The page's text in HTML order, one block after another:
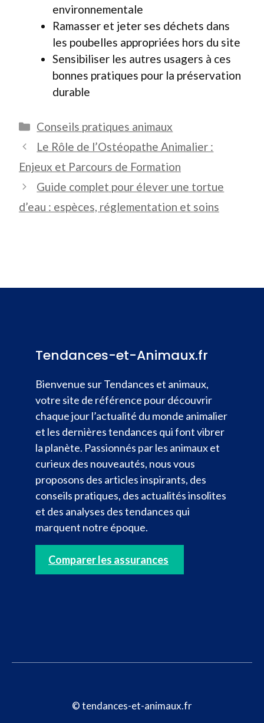
environnementale
Ramasser et jeter ses déchets dans
les poubelles appropriées hors du site
Sensibiliser les autres usagers à ces
bonnes pratiques pour la préservation
durable
Catégories
Conseils pratiques animaux
Le Rôle de l’Ostéopathe Animalier :
Enjeux et Parcours de Formation
Guide complet pour élever une tortue
d’eau : espèces, réglementation et soins
Tendances-et-Animaux.fr
Bienvenue sur Tendances et animaux,
votre site de référence pour découvrir
chaque jour l’actualité du monde animalier
et les dernières tendances qui font vibrer
la planète. Passionnés par les animaux et
curieux des nouveautés, nous vous
proposons des articles inspirants, des
conseils pratiques, des actualités insolites
et des analyses des tendances qui
marquent notre époque.
Comparer les assurances
© tendances-et-animaux.fr